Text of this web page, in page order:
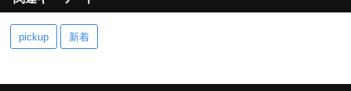
pickup 新着